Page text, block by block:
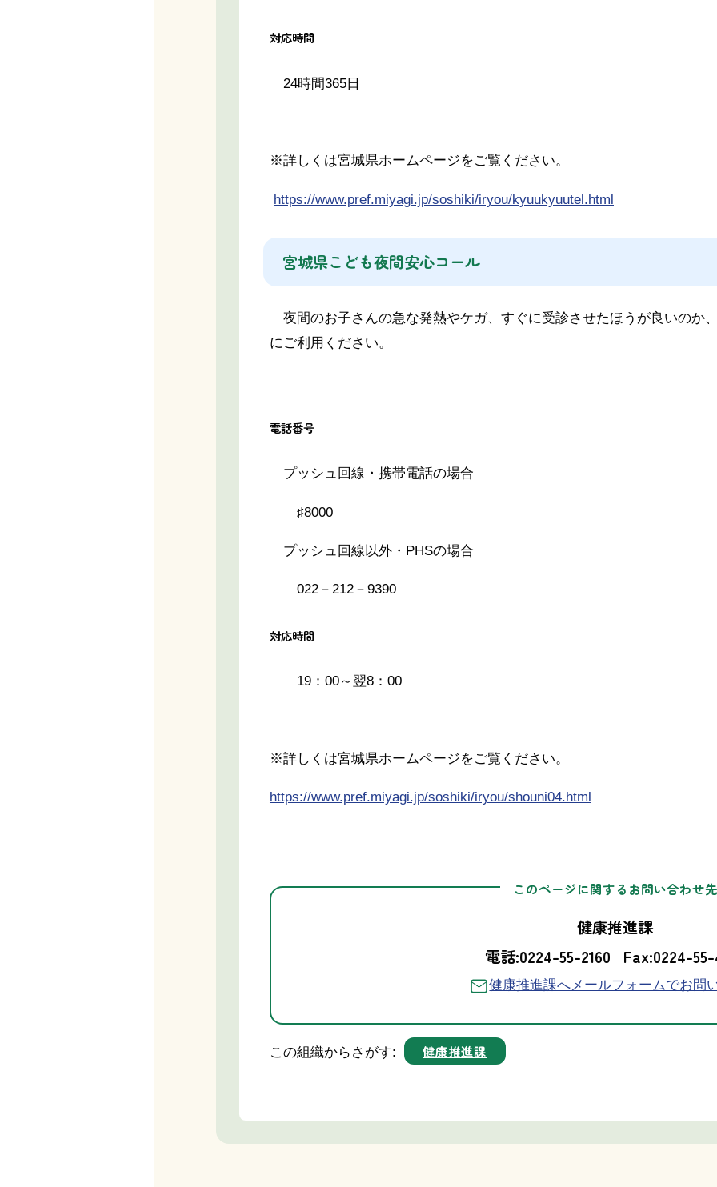
対応時間
24時間365日
※詳しくは宮城県ホームページをご覧ください。
https://www.pref.miyagi.jp/soshiki/iryou/kyuukyuutel.html
宮城県こども夜間安心コール
夜間のお子さんの急な発熱やケガ、すぐに受診させたほうが良いのか
にご利用ください。
電話番号
プッシュ回線・携帯電話の場合
♯8000
プッシュ回線以外・PHSの場合
022－212－9390
対応時間
19：00～翌8：00
※詳しくは宮城県ホームページをご覧ください。
https://www.pref.miyagi.jp/soshiki/iryou/shouni04.html
このページに関するお問い合わせ先
健康推進課
電話:0224-55-2160
Fax:0224-55-
健康推進課へメールフォームでお問
この組織からさがす: 健康推進課